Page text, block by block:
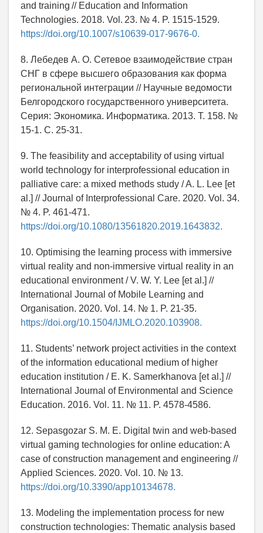
and training // Education and Information
Technologies. 2018. Vol. 23. № 4. P. 1515-1529.
https://doi.org/10.1007/s10639-017-9676-0.
8. Лебедев А. О. Сетевое взаимодействие стран
СНГ в сфере высшего образования как форма
региональной интеграции // Научные ведомости
Белгородского государственного университета.
Серия: Экономика. Информатика. 2013. Т. 158. №
15-1. С. 25-31.
9. The feasibility and acceptability of using virtual
world technology for interprofessional education in
palliative care: a mixed methods study / A. L. Lee [et
al.] // Journal of Interprofessional Care. 2020. Vol. 34.
№ 4. P. 461-471.
https://doi.org/10.1080/13561820.2019.1643832.
10. Optimising the learning process with immersive
virtual reality and non-immersive virtual reality in an
educational environment / V. W. Y. Lee [et al.] //
International Journal of Mobile Learning and
Organisation. 2020. Vol. 14. № 1. P. 21-35.
https://doi.org/10.1504/IJMLO.2020.103908.
11. Students’ network project activities in the context
of the information educational medium of higher
education institution / E. K. Samerkhanova [et al.] //
International Journal of Environmental and Science
Education. 2016. Vol. 11. № 11. P. 4578-4586.
12. Sepasgozar S. M. E. Digital twin and web-based
virtual gaming technologies for online education: A
case of construction management and engineering //
Applied Sciences. 2020. Vol. 10. № 13.
https://doi.org/10.3390/app10134678.
13. Modeling the implementation process for new
construction technologies: Thematic analysis based